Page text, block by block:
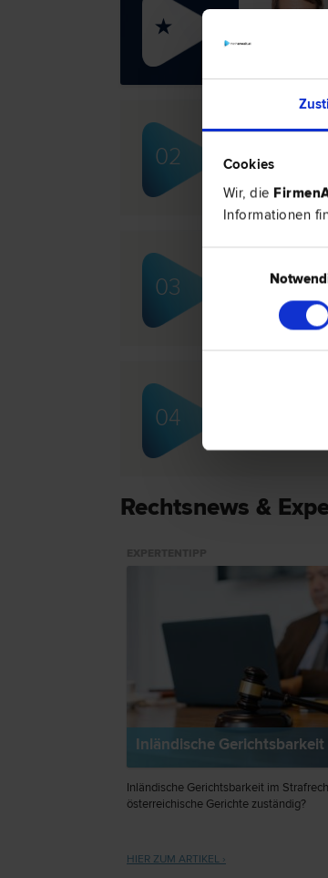
Cookies
Wir, die
Informationen
★
02
Verkehrs­recht |
03
Dr. Christian
04 Straf­recht |
Rechtsnews &
Inländische Gerichtsbarkeit
Inländische Gerichtsbarkeit im
österreichische Gerichte zuständig?
HIER ZUM ARTIKEL ›